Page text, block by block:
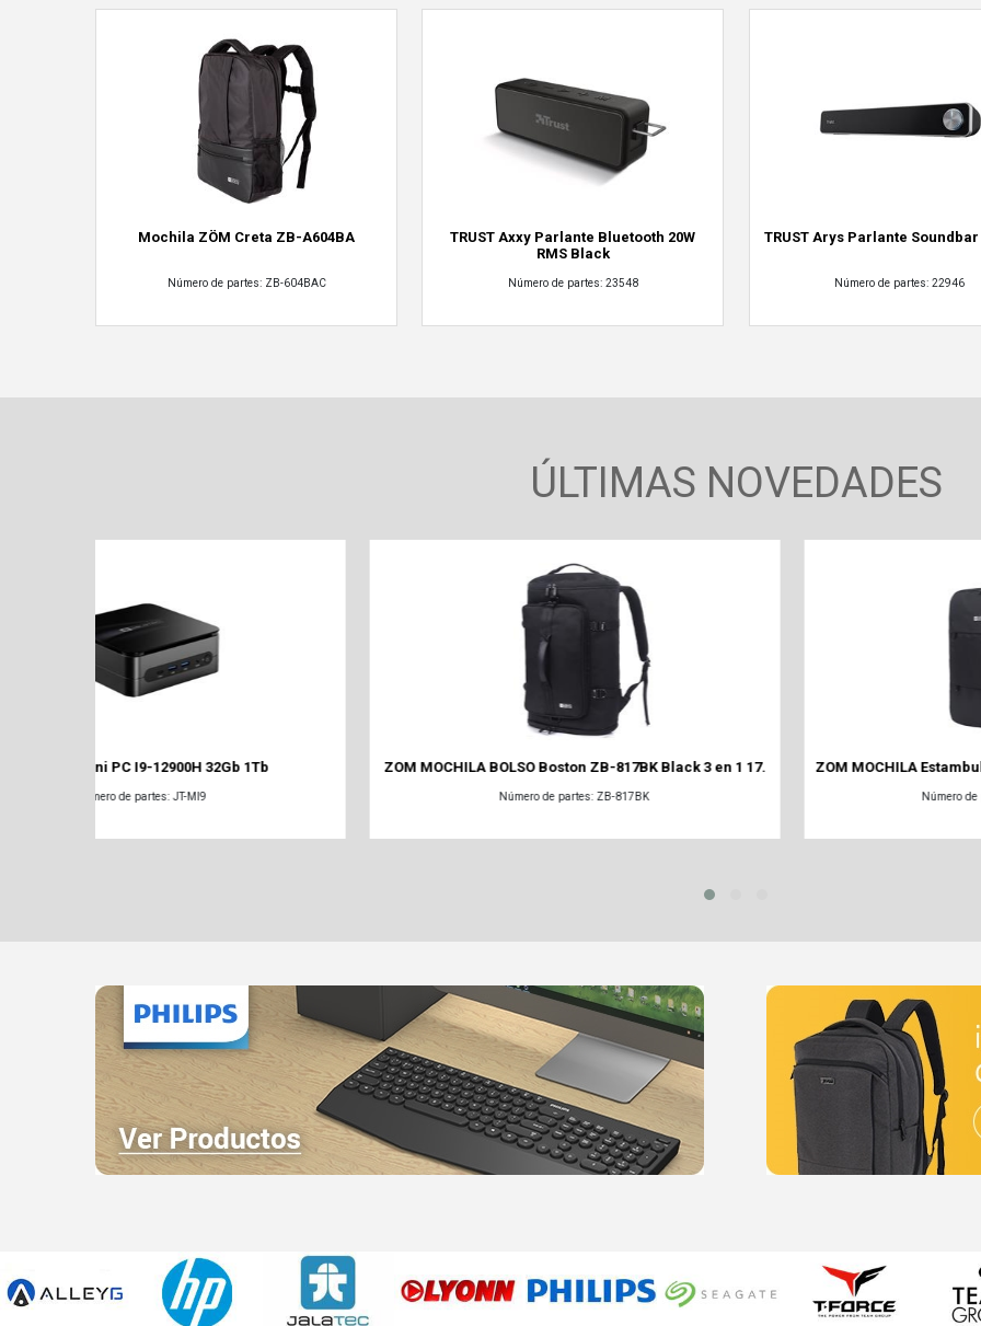
Mochila ZÖM Creta ZB-A604BA
Número de partes: ZB-604BAC
TRUST Axxy Parlante Bluetooth 20W
RMS Black
Número de partes: 23548
TRUST Arys Parlante Soundbar
Número de partes: 22946
ÚLTIMAS NOVEDADES
ZOM MOCHILA BOLSO Boston ZB-817BK Black 3 en 1 17. ZOM MOCHILA Estambul ZB-322BK Black 15.6" USB & US
Número de partes: ZB-322BK USB